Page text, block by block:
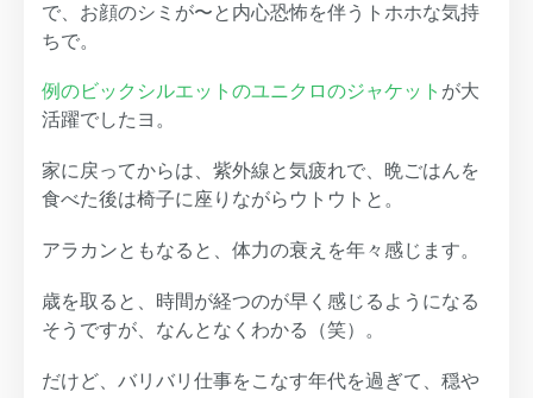
で、お顔のシミが〜と内心恐怖を伴うトホホな気持
ちで。
例のビックシルエットのユニクロのジャケット が大
活躍でしたヨ。
家に戻ってからは、紫外線と気疲れで、晩ごはんを
食べた後は椅子に座りながらウトウトと。
アラカンともなると、体力の衰えを年々感じます。
歳を取ると、時間が経つのが早く感じるようになる
そうですが、なんとなくわかる（笑）。
だけど、バリバリ仕事をこなす年代を過ぎて、穏や